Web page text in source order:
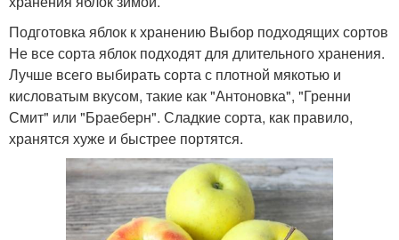
Подготовка яблок к хранению Выбор подходящих сортов
Не все сорта яблок подходят для длительного хранения.
Лучше всего выбирать сорта с плотной мякотью и
кисловатым вкусом, такие как "Антоновка", "Гренни
Смит" или "Браеберн". Сладкие сорта, как правило,
хранятся хуже и быстрее портятся.